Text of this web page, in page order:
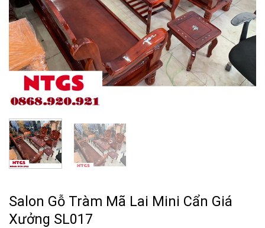
Salon Gỗ Tràm Mã Lai Mini Cẩn Giá
Xưởng SL017